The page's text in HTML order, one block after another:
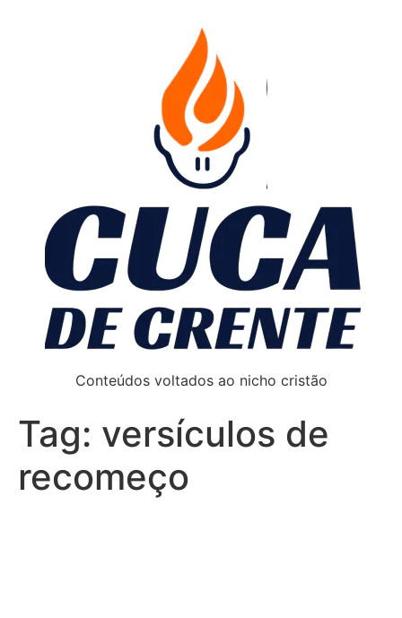
Conteúdos voltados ao nicho cristão
Tag: versículos de
recomeço